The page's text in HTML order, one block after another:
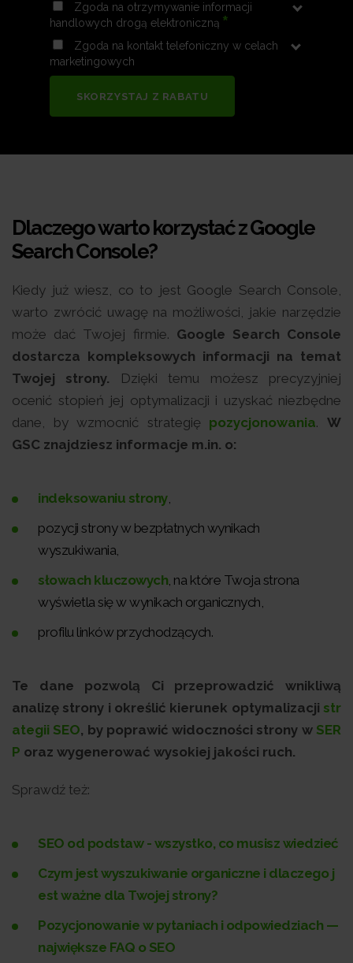
Zgoda na otrzymywanie informacji
handlowych drogą elektroniczną *
Zgoda na kontakt telefoniczny w celach
marketingowych
SKORZYSTAJ Z RABATU
Dlaczego warto korzystać z Google
Search Console?
Kiedy już wiesz, co to jest Google Search Console,
warto zwrócić uwagę na możliwości, jakie narzędzie
może dać Twojej firmie. Google Search Console
dostarcza kompleksowych informacji na temat
Twojej strony. Dzięki temu możesz precyzyjniej
ocenić stopień jej optymalizacji i uzyskać niezbędne
dane, by wzmocnić strategię pozycjonowania.W
GSC znajdziesz informacje m.in. o:
indeksowaniu strony,
pozycji strony w bezpłatnych wynikach
wyszukiwania,
słowach kluczowych, na które Twoja strona
wyświetla się w wynikach organicznych,
profilu linków przychodzących.
Te dane pozwolą Ci przeprowadzić wnikliwą
analizę strony i określić kierunek optymalizacji str
ategii SEO, by poprawić widoczności strony w SER
P oraz wygenerować wysokiej jakości ruch.
Sprawdź też:
SEO od podstaw - wszystko, co musisz wiedzieć
Czym jest wyszukiwanie organiczne i dlaczego j
est ważne dla Twojej strony?
Pozycjonowanie w pytaniach i odpowiedziach —
największe FAQ o SEO